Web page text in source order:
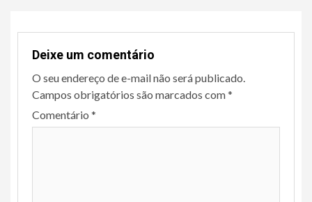
Deixe um comentário
O seu endereço de e-mail não será publicado.
Campos obrigatórios são marcados com*
Comentário *